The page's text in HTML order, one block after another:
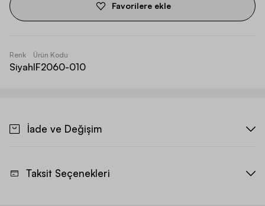
Favorilere ekle
Renk
Siyah
Ürün Kodu
IF2060-010
İade ve Değişim
Taksit Seçenekleri